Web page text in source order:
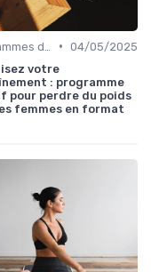
• 04/05/2025
votre
: programme
pour perdre du poids
femmes en format